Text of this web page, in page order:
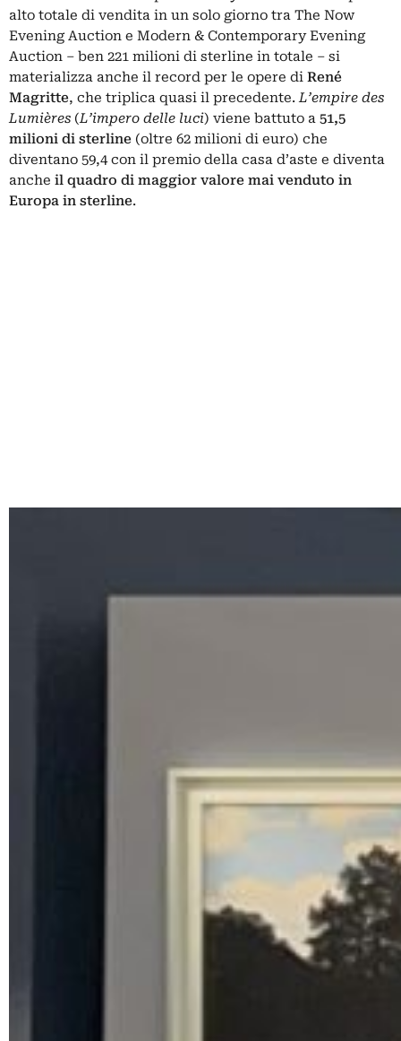
alto totale di vendita in un solo giorno tra The Now
Evening Auction e Modern & Contemporary Evening
Auction – ben 221 milioni di sterline in totale – si
materializza anche il record per le opere di René
Magritte, che triplica quasi il precedente.L’empire des
Lumières (L’impero delle luci) viene battuto a 51,5
milioni di sterline (oltre 62 milioni di euro) che
diventano 59,4 con il premio della casa d’aste e diventa
anche il quadro di maggior valore mai venduto in
Europa in sterline.